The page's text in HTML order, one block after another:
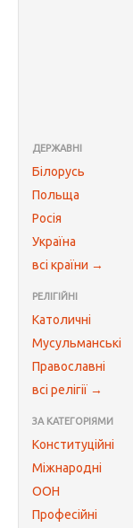
ДЕРЖАВНІ
Білорусь
Польща
Росія
Україна
всі країни →
РЕЛІГІЙНІ
Католичні
Мусульманські
Православні
всі релігії →
ЗА КАТЕГОРІЯМИ
Конституційні
Міжнародні
ООН
Професійні